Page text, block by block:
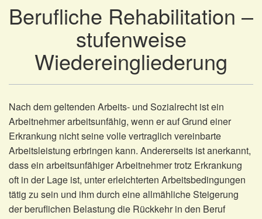
Berufliche Rehabilitation –
stufenweise
Wiedereingliederung
Nach dem geltenden Arbeits- und Sozialrecht ist ein
Arbeitnehmer arbeitsunfähig, wenn er auf Grund einer
Erkrankung nicht seine volle vertraglich vereinbarte
Arbeitsleistung erbringen kann. Andererseits ist anerkannt,
dass ein arbeitsunfähiger Arbeitnehmer trotz Erkrankung
oft in der Lage ist, unter erleichterten Arbeitsbedingungen
tätig zu sein und ihm durch eine allmähliche Steigerung
der beruflichen Belastung die Rückkehr in den Beruf